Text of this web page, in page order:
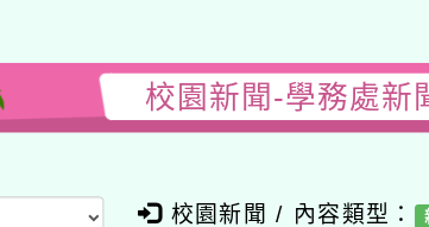
校園新聞-學務處新
校園新聞 / 內容類型：